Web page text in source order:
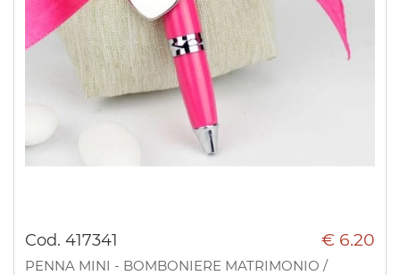
Cod. 417341 € 6.20
PENNA MINI - BOMBONIERE MATRIMONIO /